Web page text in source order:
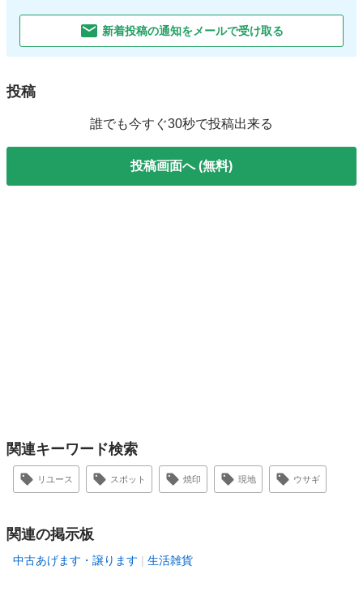
新着投稿の通知をメールで受け取る
投稿
誰でも今すぐ30秒で投稿出来る
投稿画面へ (無料)
関連キーワード検索
リユース スポット 焼印 現地 ウサギ
関連の掲示板
中古あげます・譲ります 生活雑貨